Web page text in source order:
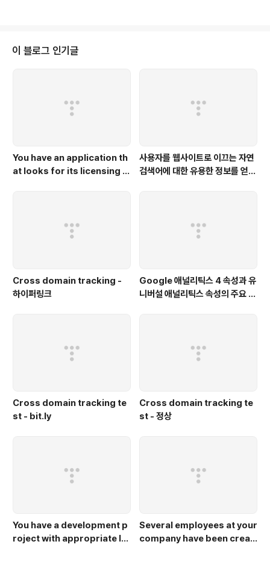
이 블로그 인기글
You have an application th
at looks for its licensing s
사용자를 웹사이트로 이끄는 자연
검색어에 대한 유용한 정보를 얻고
Cross domain tracking -
하이퍼링크
Google 애널리틱스 4 속성과 유
니버설 애널리틱스 속성의 주요 차
Cross domain tracking te
st - bit.ly
Cross domain tracking te
st - 정상
You have a development p
roject with appropriate IA
Several employees at your
company have been creati